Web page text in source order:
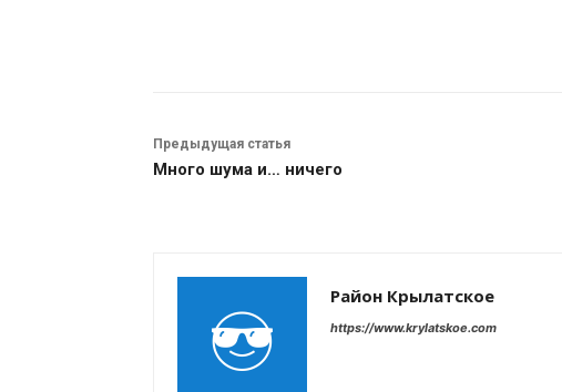
Предыдущая статья
Много шума и… ничего
Район Крылатское
https://www.krylatskoe.com